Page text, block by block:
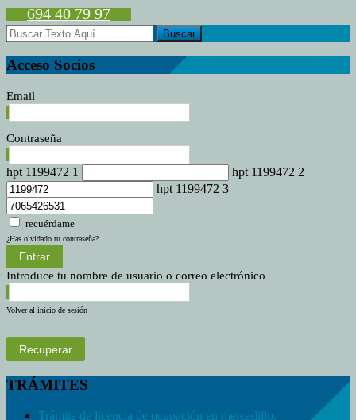
694 40 79 97
Acceso Socios
Email
Contraseña
hpt 1199472 1
hpt 1199472 2
hpt 1199472 3
recuérdame
¿Has olvidado tu contraseña?
Entrar
Introduce tu nombre de usuario o correo electrónico
Volver al inicio de sesión
Recuperar
TRÁMITES
Trámite de licencia de ocupación en mercadillo.